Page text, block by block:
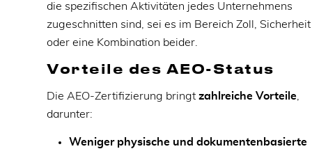
die spezifischen Aktivitäten jedes Unternehmens
zugeschnitten sind, sei es im Bereich Zoll, Sicherheit
oder eine Kombination beider.
Vorteile des AEO-Status
Die AEO-Zertifizierung bringtzahlreiche Vorteile
darunter:
Weniger physische und dokumentenbasierte